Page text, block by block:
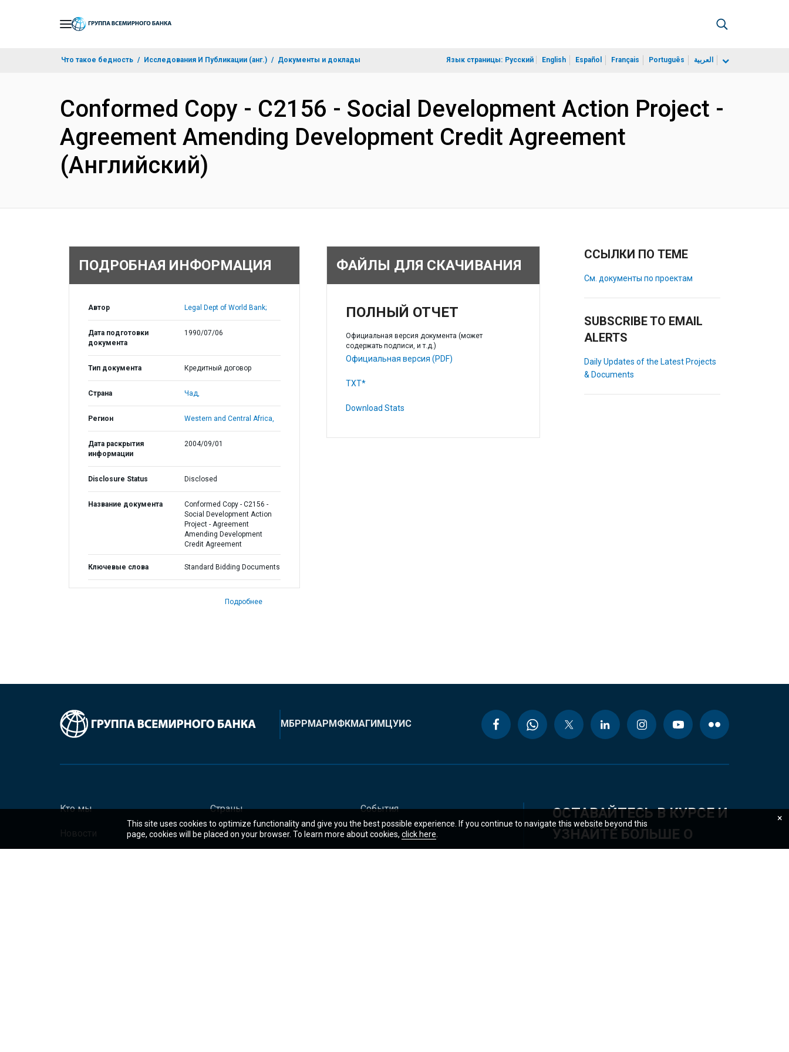
Что такое бедность Исследования И Публикации (анг.) Документы и доклады Язык страницы: Русский English Español Français Português العربية
Conformed Copy - C2156 - Social Development Action Project -
Agreement Amending Development Credit Agreement
(Английский)
ПОДРОБНАЯ ИНФОРМАЦИЯ
Автор Legal Dept of World Bank;
Дата подготовки
документа
1990/07/06
Тип документа Кредитный договор
Страна Чад,
Регион Western and Central Africa,
Дата раскрытия
информации
2004/09/01
Disclosure Status Disclosed
Название документа
Conformed Copy - C2156 -
Social Development Action
Project - Agreement
Amending Development
Credit Agreement
Ключевые слова Standard Bidding Documents
Подробнее
ФАЙЛЫ ДЛЯ СКАЧИВАНИЯ
ПОЛНЫЙ ОТЧЕТ
Официальная версия документа (может
содержать подписи, и т.д.)
Официальная версия (PDF)
TXT*
Download Stats
ССЫЛКИ ПО ТЕМЕ
См. документы по проектам
SUBSCRIBE TO EMAIL
ALERTS
Daily Updates of the Latest Projects
& Documents
МБРРМАРМФКМАГИМЦУИС
Кто мы
Новости
Страны
Темы
События
Данные
ОСТАВАЙТЕСЬ В КУРСЕ И
УЗНАЙТЕ БОЛЬШЕ О
This site uses cookies to optimize functionality and give you the best possible experience. If you continue to navigate this website beyond this
page, cookies will be placed on your browser. To learn more about cookies, click here
×